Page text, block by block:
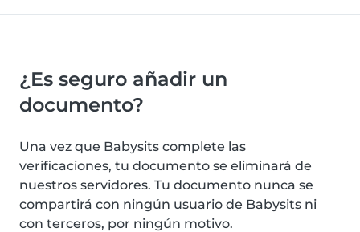
¿Es seguro añadir un
documento?
Una vez que Babysits complete las
verificaciones, tu documento se eliminará de
nuestros servidores. Tu documento nunca se
compartirá con ningún usuario de Babysits ni
con terceros, por ningún motivo.